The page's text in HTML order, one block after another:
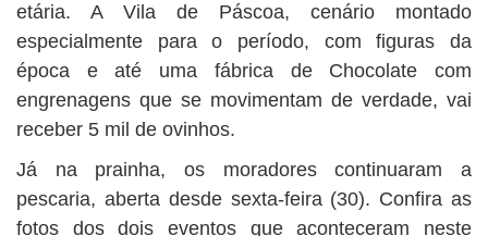
etária. A Vila de Páscoa, cenário montado
especialmente para o período, com figuras da
época e até uma fábrica de Chocolate com
engrenagens que se movimentam de verdade, vai
receber 5 mil de ovinhos.
Já na prainha, os moradores continuaram a
pescaria, aberta desde sexta-feira (30). Confira as
fotos dos dois eventos que aconteceram neste